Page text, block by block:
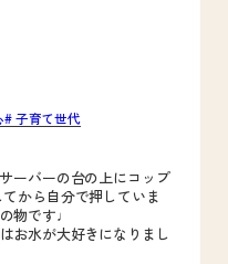
子育て世代
ーバーの台の上にコップ
から自分で押していま
物です♩
お水が大好きになりまし